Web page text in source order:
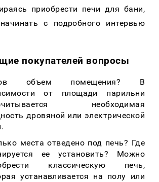
приобрести печи для бани,
с подробного интервью
покупателей вопросы
объем помещения? В
от площади парильни
необходимая
дровяной или электрической
места отведено под печь? Где
ее установить? Можно
классическую печь,
устанавливается на полу или